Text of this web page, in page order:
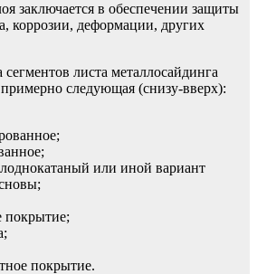
заключается в обеспечении защиты
коррозии, деформации, других
сегментов листа металлосайдинга
следующая (снизу-вверх):
или иной вариант
покрытие;
покрытие.